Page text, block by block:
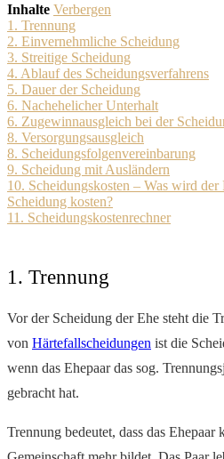
Inhalte Verbergen
1. Trennung
2. Einvernehmliche Scheidung
3. Streitige Scheidung
4. Ablauf des Scheidungsverfahrens
5. Dauer der Scheidung
6. Nachehelicher Unterhalt
6. Zugewinnausgleich bei der
8. Versorgungsausgleich
8. Scheidungsfolgenvereinbarung
9. Scheidung mit Ausländern
10. Scheidungskosten – Was wird
Scheidung kosten?
11. Scheidungskostenrechner
1. Trennung
Vor der Scheidung der Ehe steht die
von Härtefallscheidungen ist die
wenn das Ehepaar das sog.
gebracht hat.
Trennung bedeutet, dass das Ehepaar